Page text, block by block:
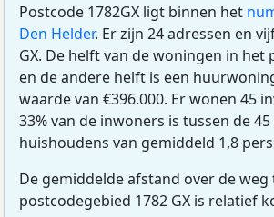
Postcode 1782GX ligt binnen het
Den Helder. Er zijn 24 adressen en
GX. De helft van de woningen in
en de andere helft is een
waarde van €396.000. Er wonen 45
33% van de inwoners is tussen de
huishoudens van gemiddeld 1,8
De gemiddelde afstand over de
postcodegebied 1782 GX is relatief